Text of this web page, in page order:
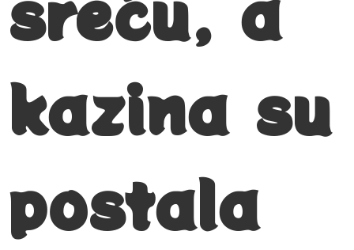
kazina su
postala